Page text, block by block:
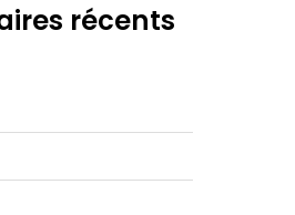
récents